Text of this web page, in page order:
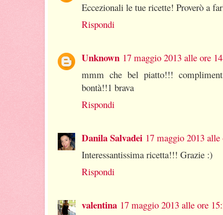
Eccezionali le tue ricette! Proverò a
Rispondi
Unknown 17 maggio 2013 alle ore
mmm che bel piatto!!!
bontà!!1 brava
Rispondi
Danila Salvadei 17 maggio 2013 alle
Interessantissima ricetta!!! Grazie :)
Rispondi
valentina 17 maggio 2013 alle ore